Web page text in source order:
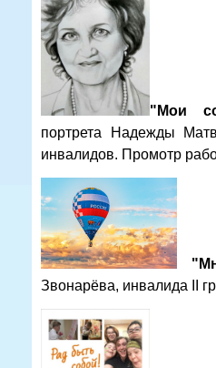
"Мои
портрета Надежды
инвалидов. Промотр
Звонарёва, инвалида II